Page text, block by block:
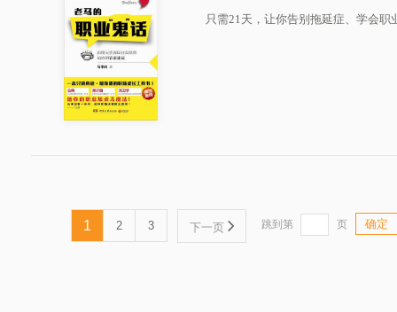
只需21天，让你告别拖延症、学会职
1 2 3 下一页 跳到第 页 确定